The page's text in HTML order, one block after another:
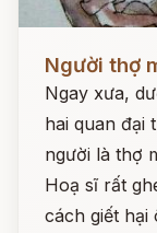
Người thợ
Ngay xưa,
hai quan đại
người là thợ
Hoạ sĩ rất
cách giết